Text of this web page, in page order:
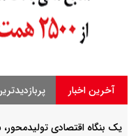
آخرین اخبار
یک بنگاه اقتصادی